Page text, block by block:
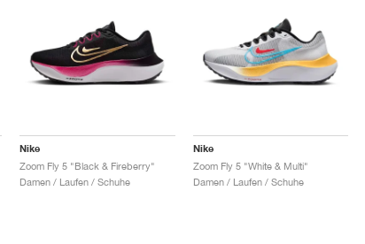
Nike
Zoom Fly 5 "Black & Fireberry"
Damen / Laufen / Schuhe
Nike
Zoom Fly 5 "White & Multi"
Damen / Laufen / Schuhe